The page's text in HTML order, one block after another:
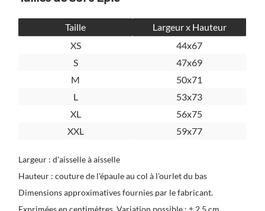
Taille
Largeur x Hauteur
XS
44x67
S
47x69
M
50x71
L
53x73
XL
56x75
XXL
59x77
Largeur : d'aisselle à aisselle
Hauteur : couture de l'épaule au col à l'ourlet du bas
Dimensions approximatives fournies par le fabricant.